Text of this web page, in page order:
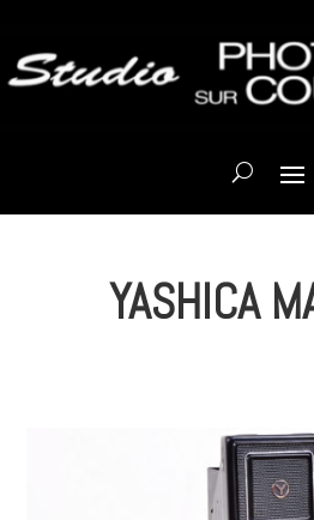
YASHICA